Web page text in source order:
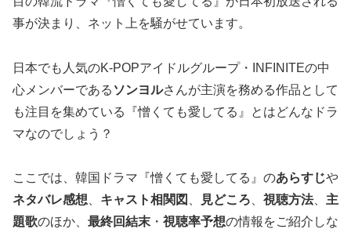
事が決まり、ネット上を騒がせています。
日本でも人気のK-POPアイドルグループ・INFINITEの中
心メンバーである ソンヨルさんが主演を務める作品として
も注目を集めている『憎くても愛してる』とはどんなドラ
マなのでしょう？
ここでは、韓国ドラマ『憎くても愛してる』のあらすじや
ネタバレ感想
キャスト相関図 見どころ 視聴方法、 主
題歌のほか、 最終回結末 ・ 視聴率予想の情報をご紹介しな